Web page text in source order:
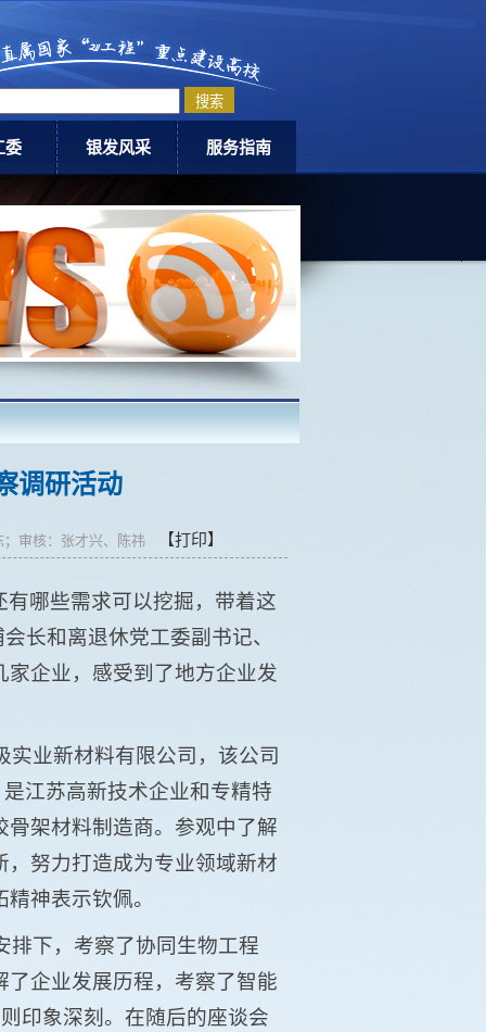
委 银发风采
老体协
银龄教师计划
老同志优秀事迹
服务指南
活动中心介绍
下载专区
联系我们
调研活动
审核：张才兴、陈祎 【打印】
哪些需求可以挖掘，带着这
长和离退休党工委副书记、
企业，感受到了地方企业发
业新材料有限公司，该公司
江苏高新技术企业和专精特
架材料制造商。参观中了解
努力打造成为专业领域新材
神表示钦佩。
排下，考察了协同生物工程
企业发展历程，考察了智能
印象深刻。在随后的座谈会